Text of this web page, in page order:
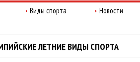
Виды спорта Новости
ЛЕТНИЕ ВИДЫ СПОРТА